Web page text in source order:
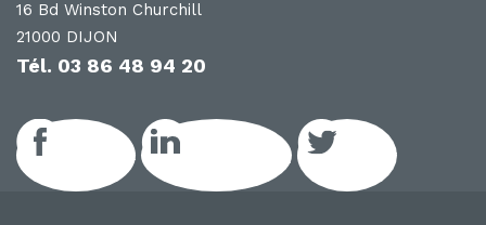
16 Bd Winston Churchill
21000 DIJON
Tél. 03 86 48 94 20
Facebook LinkedIn GEIQ Twitter